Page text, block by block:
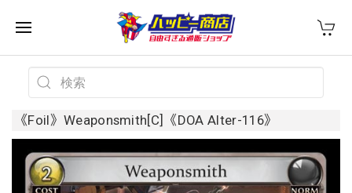
《Foil》Weaponsmith[C]《DOA Alter-116》